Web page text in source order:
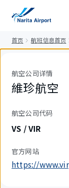
首页 航班信息首页
航空公司详情
維珍航空
航空公司代码
VS / VIR
官方网站
https://